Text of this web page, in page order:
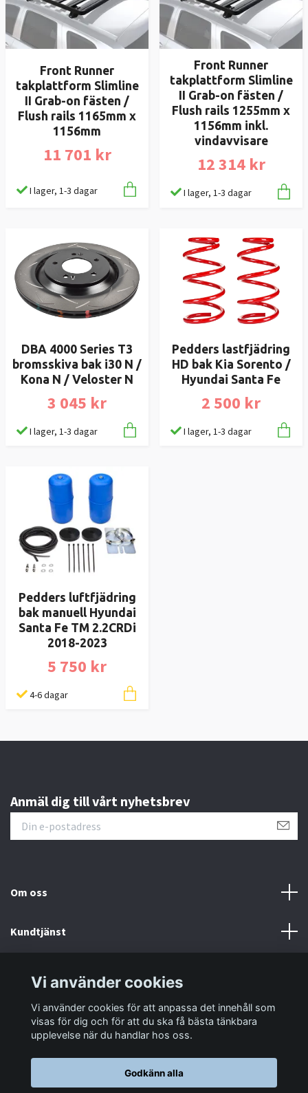
Front Runner
takplattform Slimline
II Grab-on fästen /
Flush rails 1165mm x
1156mm
11 701 kr
I lager, 1-3 dagar
Front Runner
takplattform Slimline
II Grab-on fästen /
Flush rails 1255mm x
1156mm inkl.
vindavvisare
12 314 kr
I lager, 1-3 dagar
DBA 4000 Series T3
bromsskiva bak i30 N /
Kona N / Veloster N
3 045 kr
I lager, 1-3 dagar
Pedders lastfjädring
HD bak Kia Sorento /
Hyundai Santa Fe
2 500 kr
I lager, 1-3 dagar
Pedders luftfjädring
bak manuell Hyundai
Santa Fe TM 2.2CRDi
2018-2023
5 750 kr
4-6 dagar
Anmäl dig till vårt nyhetsbrev
Om oss
Kundtjänst
Sociala medier
Vi använder cookies
Vi använder cookies för att anpassa det innehåll som
visas för dig och för att du ska få bästa tänkbara
upplevelse när du handlar hos oss.
Godkänn alla